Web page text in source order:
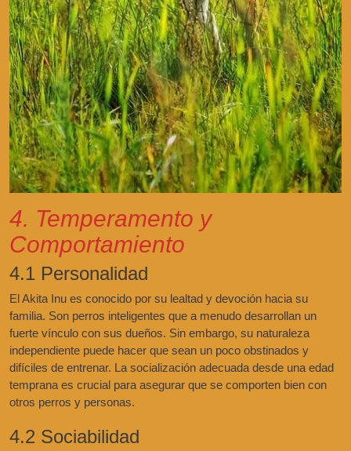
4. Temperamento y
Comportamiento
4.1 Personalidad
El Akita Inu es conocido por su lealtad y devoción hacia su
familia. Son perros inteligentes que a menudo desarrollan un
fuerte vínculo con sus dueños. Sin embargo, su naturaleza
independiente puede hacer que sean un poco obstinados y
difíciles de entrenar. La socialización adecuada desde una edad
temprana es crucial para asegurar que se comporten bien con
otros perros y personas.
4.2 Sociabilidad